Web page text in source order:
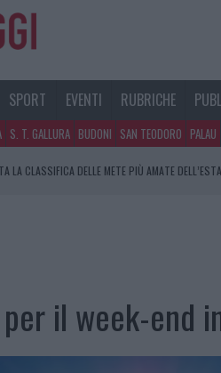
SPORT EVENTI RUBRICHE
S. T. GALLURA BUDONI SAN TEODORO PALAU
LA CLASSIFICA DELLE METE PIÙ AMATE
il week-end